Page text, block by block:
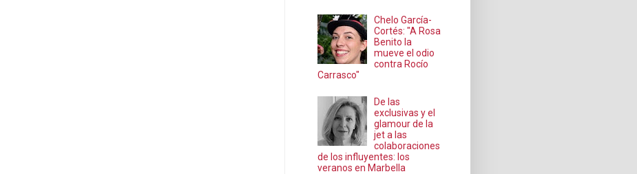
Chelo García-
Cortés: "A Rosa
Benito la
mueve el odio
contra Rocío
Carrasco"
De las
exclusivas y el
glamour de la
jet a las
colaboraciones
de los influyentes: los
veranos en Marbella